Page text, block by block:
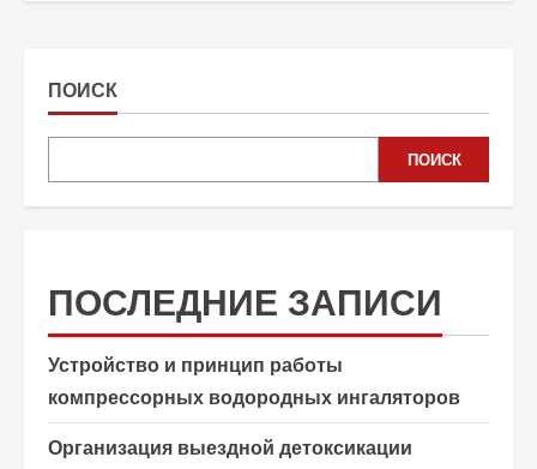
ПОИСК
ПОИСК
ПОСЛЕДНИЕ ЗАПИСИ
Устройство и принцип работы
компрессорных водородных ингаляторов
Организация выездной детоксикации